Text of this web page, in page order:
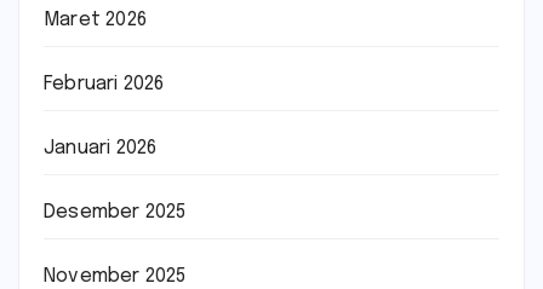
Maret 2026
Februari 2026
Januari 2026
Desember 2025
November 2025